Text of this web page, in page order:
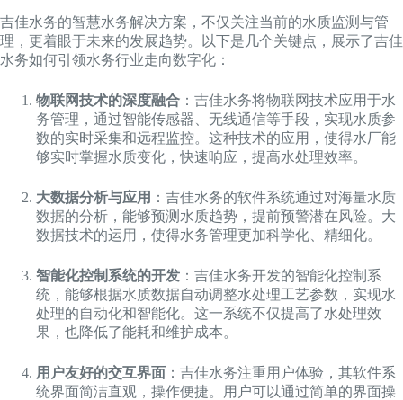
吉佳水务的智慧水务解决方案，不仅关注当前的水质监测与管
理，更着眼于未来的发展趋势。以下是几个关键点，展示了吉佳
水务如何引领水务行业走向数字化：
物联网技术的深度融合 ：吉佳水务将物联网技术应用于水
务管理，通过智能传感器、无线通信等手段，实现水质参
数的实时采集和远程监控。这种技术的应用，使得水厂能
够实时掌握水质变化，快速响应，提高水处理效率。
大数据分析与应用 ：吉佳水务的软件系统通过对海量水质
数据的分析，能够预测水质趋势，提前预警潜在风险。大
数据技术的运用，使得水务管理更加科学化、精细化。
智能化控制系统的开发 ：吉佳水务开发的智能化控制系
统，能够根据水质数据自动调整水处理工艺参数，实现水
处理的自动化和智能化。这一系统不仅提高了水处理效
果，也降低了能耗和维护成本。
用户友好的交互界面 ：吉佳水务注重用户体验，其软件系
统界面简洁直观，操作便捷。用户可以通过简单的界面操